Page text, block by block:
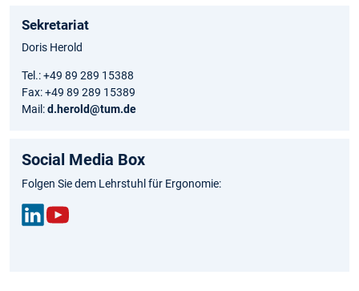
Sekretariat
Doris Herold
Tel.: +49 89 289 15388
Fax: +49 89 289 15389
Mail:d.herold@tum.de
Social Media Box
Folgen Sie dem Lehrstuhl für Ergonomie: